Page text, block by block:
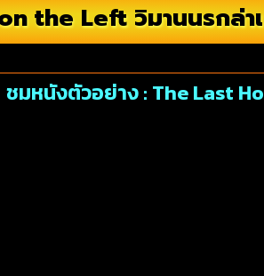
the Left วิมานนรกล่
ชมหนังตัวอย่าง : The Last